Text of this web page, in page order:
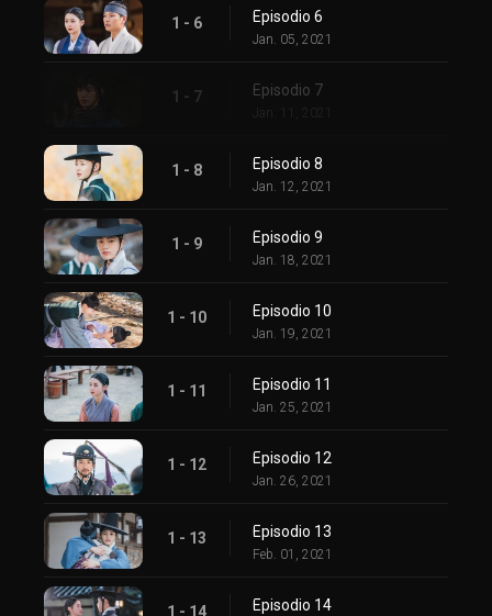
1 - 6 Episodio 6
Jan. 05, 2021
1 - 7 Episodio 7
Jan. 11, 2021
1 - 8 Episodio 8
Jan. 12, 2021
1 - 9 Episodio 9
Jan. 18, 2021
1 - 10 Episodio 10
Jan. 19, 2021
1 - 11 Episodio 11
Jan. 25, 2021
1 - 12 Episodio 12
Jan. 26, 2021
1 - 13 Episodio 13
Feb. 01, 2021
1 - 14 Episodio 14